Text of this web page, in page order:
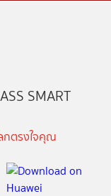
SMART
กตรงใจคุณ